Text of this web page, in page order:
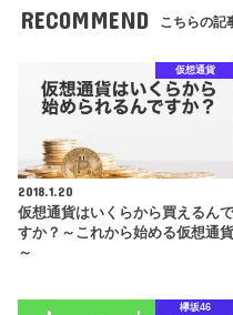
RECOMMEND こちらの記
仮想通貨
2018.1.20
仮想通貨はいくらから買えるん
すか？～これから始める仮想通貨
～
欅坂46